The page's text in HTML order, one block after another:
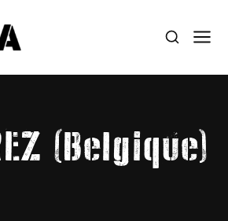
(Belgique)